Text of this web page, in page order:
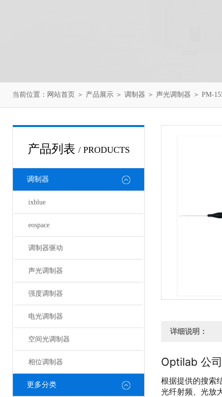
当前位置： 网站首页 ＞ 产品展示 ＞ 调制器 ＞ 声光调制器 ＞ PM-
产品列表 / PRODUCTS
调制器
ixblue
eospace
调制器驱动
声光调制器
强度调制器
电光调制器
空间光调制器
相位调制器
更多分类
详细说明：
Optilab 公
根据提供的搜索
光纤射频、光放